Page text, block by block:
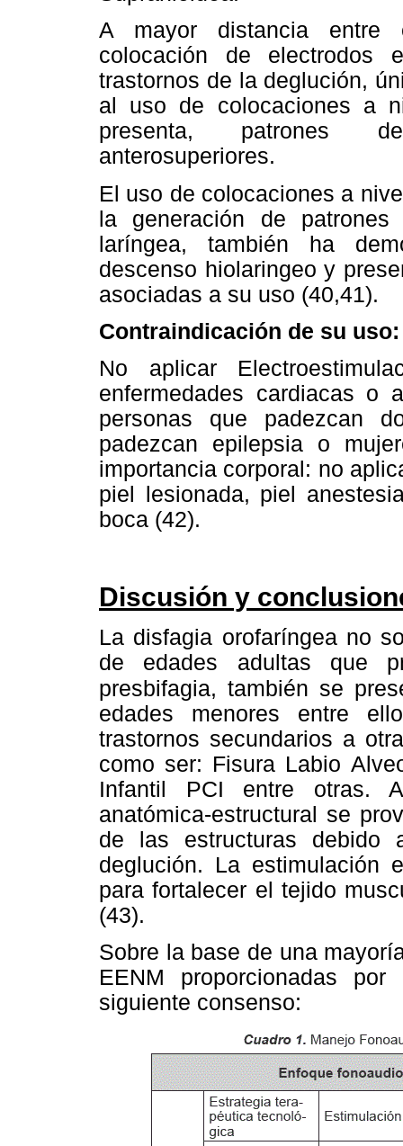
A mayor distancia entre
colocación de electrodos
trastornos de la deglución,
al uso de colocaciones a
presenta, patrones
anterosuperiores.
El uso de colocaciones a
la generación de
laríngea, también ha
descenso hiolaringeo y
asociadas a su uso (40,41).
Contraindicación de su uso:
No aplicar
enfermedades cardiacas o
personas que padezcan
padezcan epilepsia o
importancia corporal: no
piel lesionada, piel
boca (42).
Discusión y
La disfagia orofaríngea no
de edades adultas que
presbifagia, también se
edades menores entre
trastornos secundarios a
como ser: Fisura Labio
Infantil PCI entre otras.
anatómica-estructural se
de las estructuras
deglución. La estimulación
para fortalecer el tejido
(43).
Sobre la base de una
EENM proporcionadas
siguiente consenso: